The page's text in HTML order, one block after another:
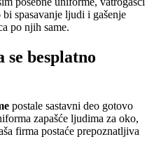
spasavanje ljudi i gašenje
po njih same.
se besplatno
postale sastavni deo gotovo
zapašće ljudima za oko,
firma postaće prepoznatljiva